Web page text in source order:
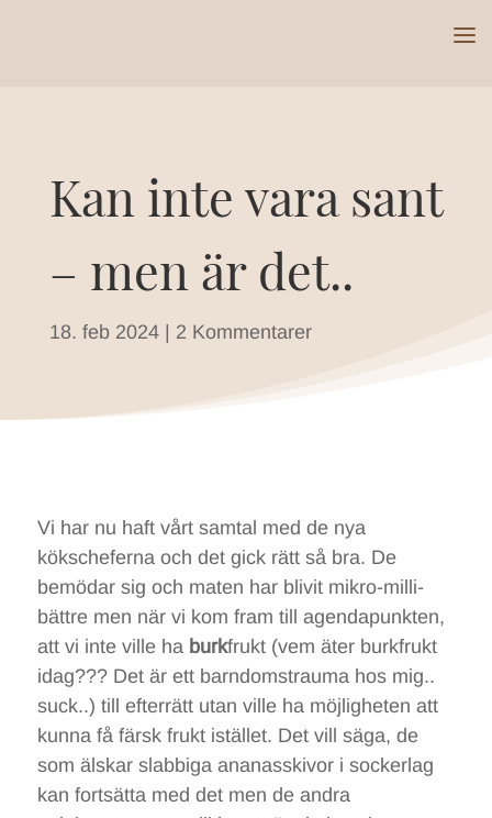
Kan inte vara sant
– men är det..
18. feb 2024| 2 Kommentarer
Vi har nu haft vårt samtal med de nya
kökscheferna och det gick rätt så bra. De
bemödar sig och maten har blivit mikro-milli-
bättre men när vi kom fram till agendapunkten,
att vi inte ville ha burkfrukt (vem äter burkfrukt
idag??? Det är ett barndomstrauma hos mig..
suck..) till efterrätt utan ville ha möjligheten att
kunna få färsk frukt istället. Det vill säga, de
som älskar slabbiga ananasskivor i sockerlag
kan fortsätta med det men de andra